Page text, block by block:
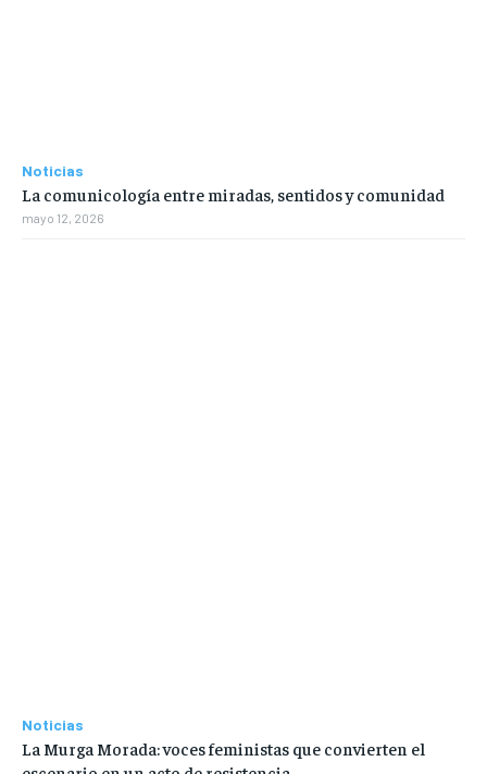
Noticias
La comunicología entre miradas, sentidos y comunidad
mayo 12, 2026
Noticias
La Murga Morada: voces feministas que convierten el